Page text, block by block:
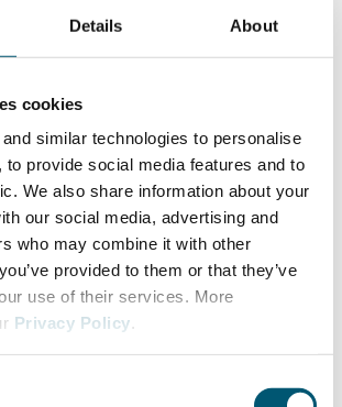
Details About
cookies
similar technologies to personalise
to provide social media features and to
We also share information about your
our social media, advertising and
who may combine it with other
provided to them or that they’ve
use of their services. More
Privacy Policy.